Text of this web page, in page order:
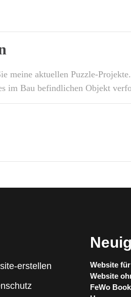
meine aktuellen Puzzle-
im Bau befindlichen Objekt
erstellen
Website
Website
FeWo